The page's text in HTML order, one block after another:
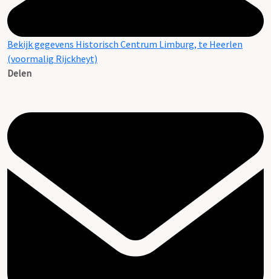
Bekijk gegevens Historisch Centrum Limburg, te Heerlen
(voormalig Rijckheyt)
Delen